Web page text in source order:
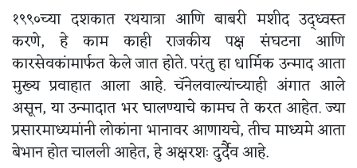
१९९०च्या दशकात रथयात्रा आणि बाबरी मशीद उद्ध्वस्त
करणे, हे काम काही राजकीय पक्ष संघटना आणि
कारसेवकांमार्फत केले जात होते. परंतु हा धार्मिक उन्माद आता
मुख्य प्रवाहात आला आहे. चॅनेलवाल्यांच्याही अंगात आले
असून, या उन्मादात भर घालण्याचे कामच ते करत आहेत. ज्या
प्रसारमाध्यमांनी लोकांना भानावर आणायचे, तीच माध्यमे आता
बेभान होत चालली आहेत, हे अक्षरशः दुर्दैव आहे.